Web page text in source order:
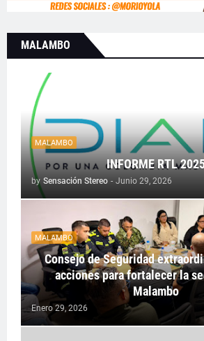
MALAMBO
MALAMBO
INFORME RTL
by Sensación Stereo - Junio 29, 2026
MALAMBO
Consejo de Seguridad
acciones para fortalecer la
Malambo
Enero 29, 2026